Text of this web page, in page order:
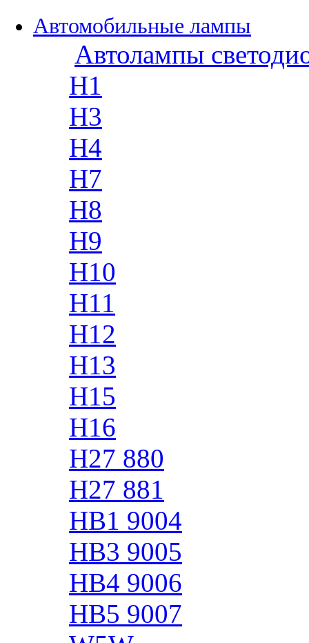
Автомобильные лампы
Автолампы
H1
H3
H4
H7
H8
H9
H10
H11
H12
H13
H15
H16
H27 880
H27 881
HB1 9004
HB3 9005
HB4 9006
HB5 9007